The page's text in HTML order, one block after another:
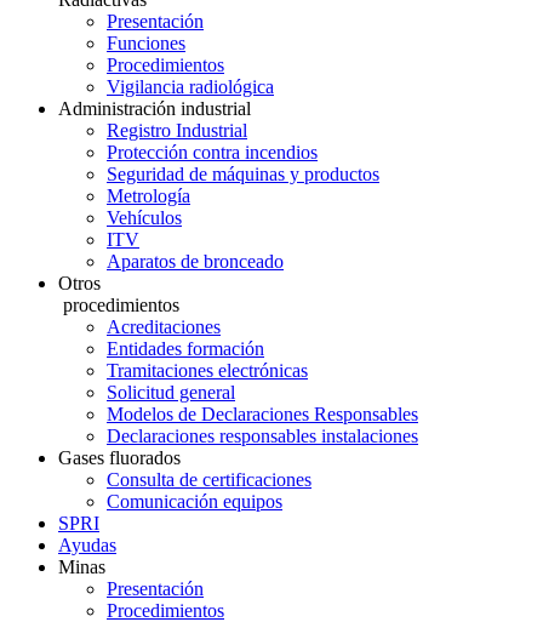
Presentación
Funciones
Procedimientos
Vigilancia radiológica
Administración industrial
Registro Industrial
Protección contra incendios
Seguridad de máquinas y productos
Metrología
Vehículos
ITV
Aparatos de bronceado
Otros
procedimientos
Acreditaciones
Entidades formación
Tramitaciones electrónicas
Solicitud general
Modelos de Declaraciones Responsables
Declaraciones responsables instalaciones
Gases fluorados
Consulta de certificaciones
Comunicación equipos
SPRI
Ayudas
Minas
Presentación
Procedimientos